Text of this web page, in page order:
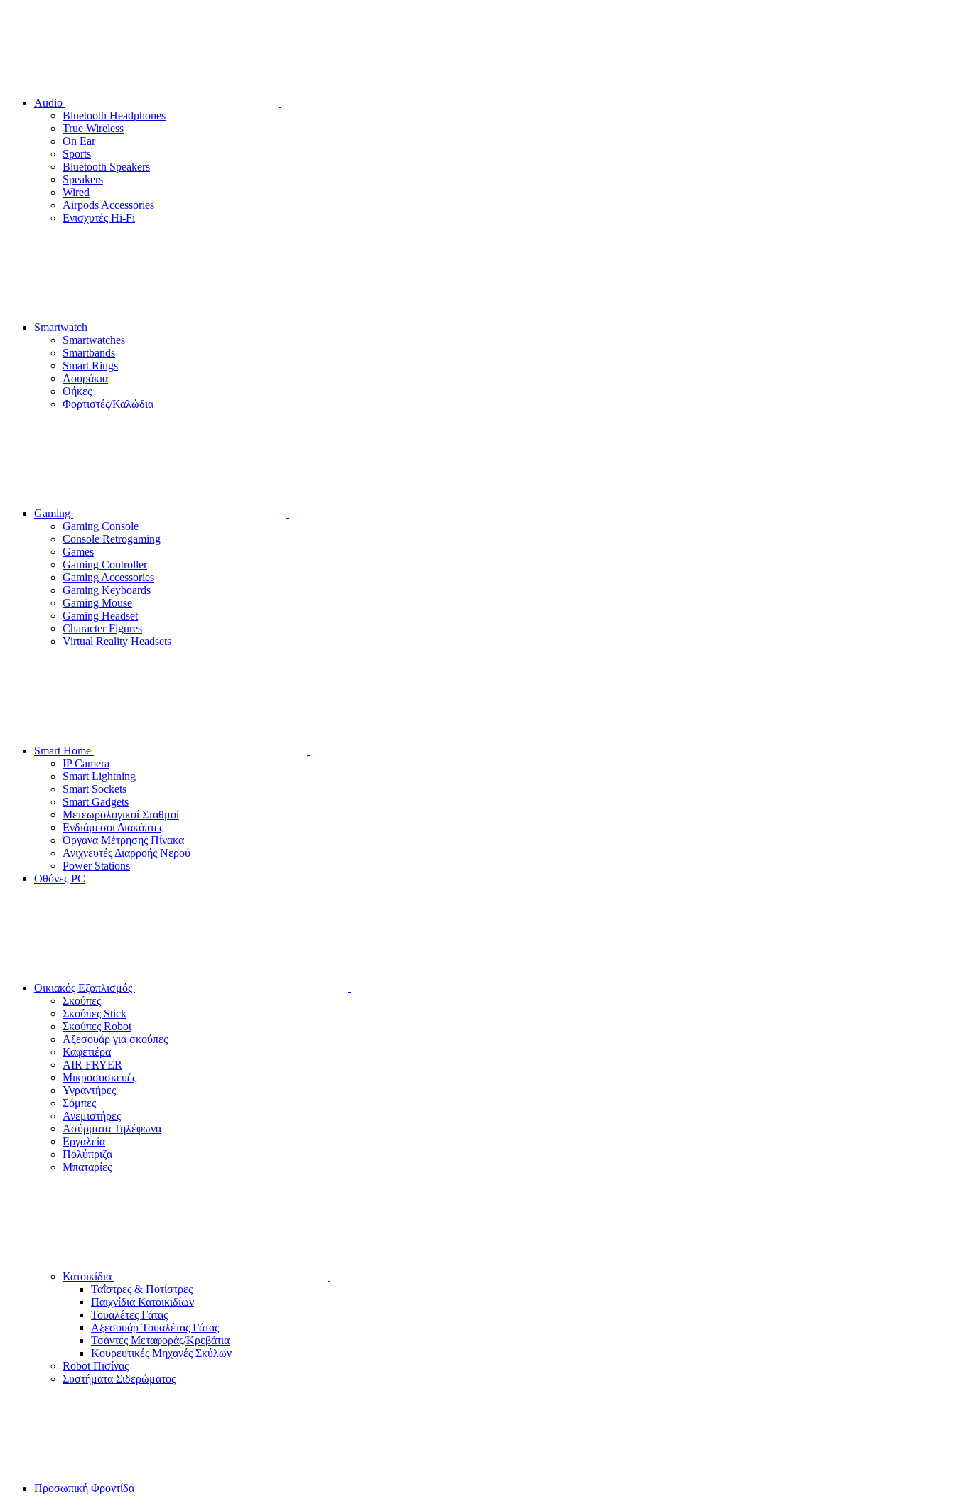
Audio
Bluetooth Headphones
True Wireless
On Ear
Sports
Bluetooth Speakers
Speakers
Wired
Airpods Accessories
Ενισχυτές Hi-Fi
Smartwatch
Smartwatches
Smartbands
Smart Rings
Λουράκια
Θήκες
Φορτιστές/Καλώδια
Gaming
Gaming Console
Console Retrogaming
Games
Gaming Controller
Gaming Accessories
Gaming Keyboards
Gaming Mouse
Gaming Headset
Character Figures
Virtual Reality Headsets
Smart Home
IP Camera
Smart Lightning
Smart Sockets
Smart Gadgets
Μετεωρολογικοί Σταθμοί
Ενδιάμεσοι Διακόπτες
Όργανα Μέτρησης Πίνακα
Ανιχνευτές Διαρροής Νερού
Power Stations
Οθόνες PC
Οικιακός Εξοπλισμός
Σκούπες
Σκούπες Stick
Σκούπες Robot
Αξεσουάρ για σκούπες
Καφετιέρα
AIR FRYER
Μικροσυσκευές
Υγραντήρες
Σόμπες
Ανεμιστήρες
Ασύρματα Τηλέφωνα
Εργαλεία
Πολύπριζα
Μπαταρίες
Κατοικίδια
Ταΐστρες & Ποτίστρες
Παιχνίδια Κατοικιδίων
Τουαλέτες Γάτας
Αξεσουάρ Τουαλέτας Γάτας
Τσάντες Μεταφοράς/Κρεβάτια
Κουρευτικές Μηχανές Σκύλων
Robot Πισίνας
Συστήματα Σιδερώματος
Προσωπική Φροντίδα